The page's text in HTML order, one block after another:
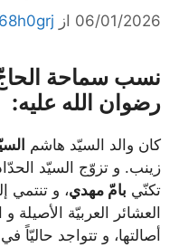
06/01/2026 از
نسب سماحة
رضوان الله عليه:
كان والد السيّد هاشم
زينب. و تزوّج السيّد
تكنّي بامّ مهدي، و تنتمي
العشائر العربيّة الأصيلة
أصالتها، و تتواجد حاليّاً